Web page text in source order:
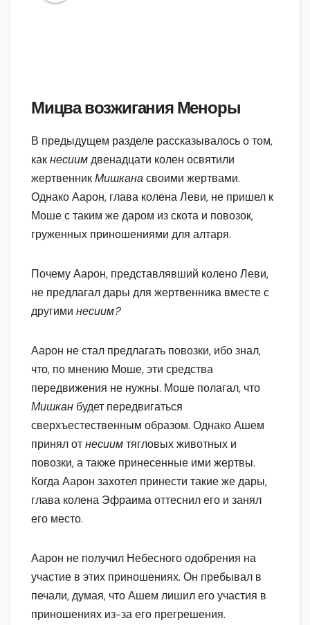
Мицва возжигания Меноры
В предыдущем разделе рассказывалось о том,
какнесиимдвенадцати колен освятили
жертвенникМишканасвоими жертвами.
Однако Аарон, глава колена Леви, не пришел к
Моше с таким же даром из скота и повозок,
груженных приношениями для алтаря.
Почему Аарон, представлявший колено Леви,
не предлагал дары для жертвенника вместе с
другими несиим?
Аарон не стал предлагать повозки, ибо знал,
что, по мнению Моше, эти средства
передвижения не нужны. Моше полагал, что
Мишкан будет передвигаться
сверхъестественным образом. Однако Ашем
принял отнесиимтягловых животных и
повозки, а также принесенные ими жертвы.
Когда Аарон захотел принести такие же дары,
глава колена Эфраима оттеснил его и занял
его место.
Аарон не получил Небесного одобрения на
участие в этих приношениях. Он пребывал в
печали, думая, что Ашем лишил его участия в
приношениях из-за его прегрешения.